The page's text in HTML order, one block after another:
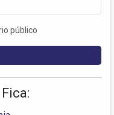
público